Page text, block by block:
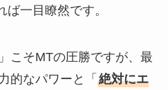
一目瞭然です。
こそMTの圧勝ですが、最
的なパワーと「 絶対にエ